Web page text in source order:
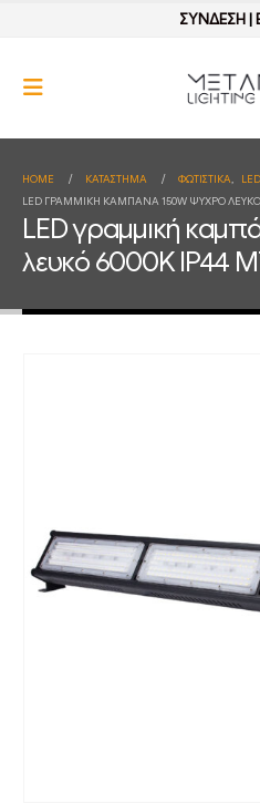
ΣΥΝΔΕΣΗ|
HOME ΚΑΤΆΣΤΗΜΑ ΦΩΤΙΣΤΙΚΑ,
LED ΓΡΑΜΜΙΚΉ ΚΑΜΠΆΝΑ 150W ΨΥΧΡΌ ΛΕΥΚΌ
LED γραμμική
λευκό 6000K IP44